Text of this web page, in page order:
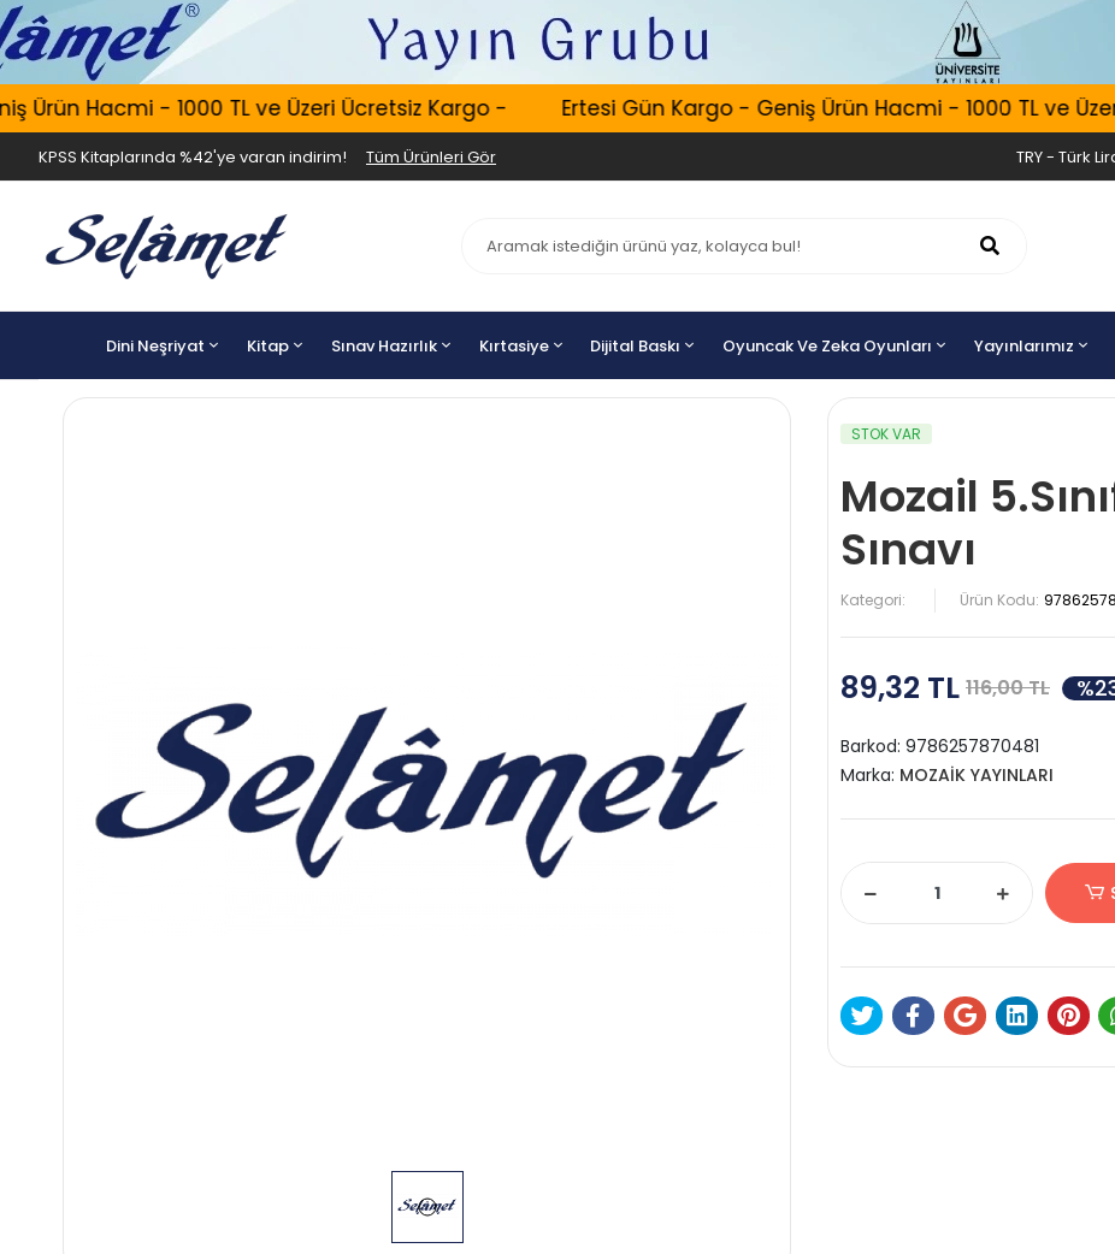
Hacmi - 1000 TL ve Üzeri Ücretsiz Kargo - Ertesi Gün Kargo - Geniş Ürün Hacmi - 1000 TL ve Üzeri
KPSS Kitaplarında %42'ye varan indirim! Tüm Ürünleri Gör TRY - Türk
Dini Neşriyat Kitap Sınav Hazırlık Kırtasiye Dijital Baskı Oyuncak Ve Zeka Oyunları Yayınlarımız
STOK VAR
Mozail
Sınavı
Kategori: Ürün Kodu:
89,32 TL 116,00 TL
Barkod: 9786257870481
Marka: MOZAİK YAYINLARI